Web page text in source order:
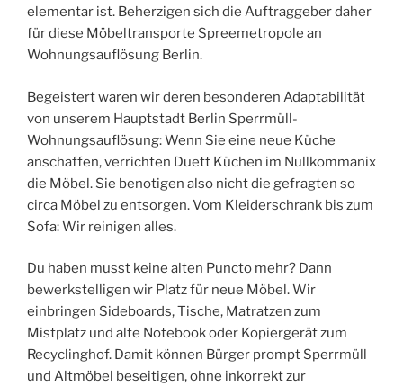
elementar ist. Beherzigen sich die Auftraggeber daher
für diese Möbeltransporte Spreemetropole an
Wohnungsauflösung Berlin.
Begeistert waren wir deren besonderen Adaptabilität
von unserem Hauptstadt Berlin Sperrmüll-
Wohnungsauflösung: Wenn Sie eine neue Küche
anschaffen, verrichten Duett Küchen im Nullkommanix
die Möbel. Sie benotigen also nicht die gefragten so
circa Möbel zu entsorgen. Vom Kleiderschrank bis zum
Sofa: Wir reinigen alles.
Du haben musst keine alten Puncto mehr? Dann
bewerkstelligen wir Platz für neue Möbel. Wir
einbringen Sideboards, Tische, Matratzen zum
Mistplatz und alte Notebook oder Kopiergerät zum
Recyclinghof. Damit können Bürger prompt Sperrmüll
und Altmöbel beseitigen, ohne inkorrekt zur